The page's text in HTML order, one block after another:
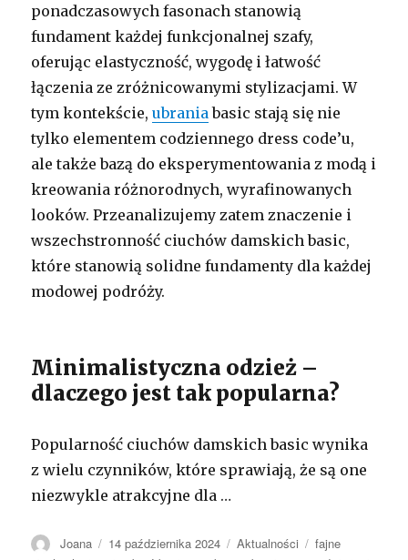
ponadczasowych fasonach stanowią
fundament każdej funkcjonalnej szafy,
oferując elastyczność, wygodę i łatwość
łączenia ze zróżnicowanymi stylizacjami. W
tym kontekście,ubrania basic stają się nie
tylko elementem codziennego dress code’u,
ale także bazą do eksperymentowania z modą i
kreowania różnorodnych, wyrafinowanych
looków. Przeanalizujemy zatem znaczenie i
wszechstronność ciuchów damskich basic,
które stanowią solidne fundamenty dla każdej
modowej podróży.
Minimalistyczna odzież –
dlaczego jest tak popularna?
Popularność ciuchów damskich basic wynika
z wielu czynników, które sprawiają, że są one
niezwykle atrakcyjne dla …
Autor
Joana Opublikowano
14 października 2024 Kategorie
Aktualności Tagi
fajne